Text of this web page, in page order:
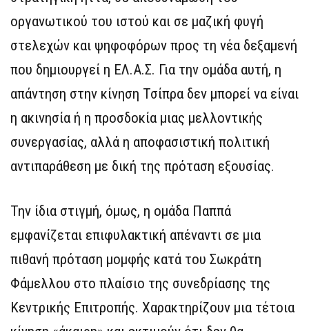
οργανωτικού του ιστού και σε μαζική φυγή
στελεχών και ψηφοφόρων προς τη νέα δεξαμενή
που δημιουργεί η ΕΛ.Α.Σ. Για την ομάδα αυτή, η
απάντηση στην κίνηση Τσίπρα δεν μπορεί να είναι
η ακινησία ή η προσδοκία μιας μελλοντικής
συνεργασίας, αλλά η αποφασιστική πολιτική
αντιπαράθεση με δική της πρόταση εξουσίας.
Την ίδια στιγμή, όμως, η ομάδα Παππά
εμφανίζεται επιφυλακτική απέναντι σε μια
πιθανή πρόταση μομφής κατά του Σωκράτη
Φάμελλου στο πλαίσιο της συνεδρίασης της
Κεντρικής Επιτροπής. Χαρακτηρίζουν μια τέτοια